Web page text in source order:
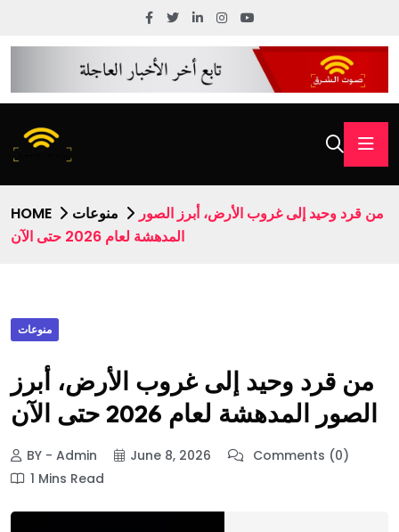
HOME منوعات
من قرد وحيد إلى غروب الأرض، أبرز الصور
المدهشة لعام 2026 حتى الآن
منوعات
من قرد وحيد إلى غروب الأرض، أبرز
الصور المدهشة لعام 2026 حتى الآن
BY - Admin June 8, 2026
Comments (0)
1 Mins Read